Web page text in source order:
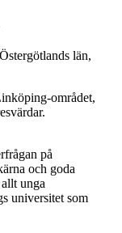
län,
området,
på
och goda
unga
universitet som